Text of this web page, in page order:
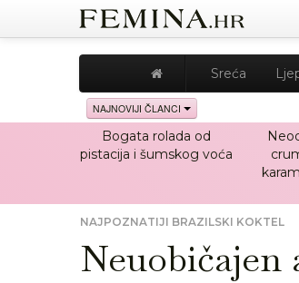
Sreća
NAJNOVIJI ČLANCI
Bogata rolada od
pistacija i šumskog voća
NAJPOZNATIJI BRAZILSKI KOKTEL